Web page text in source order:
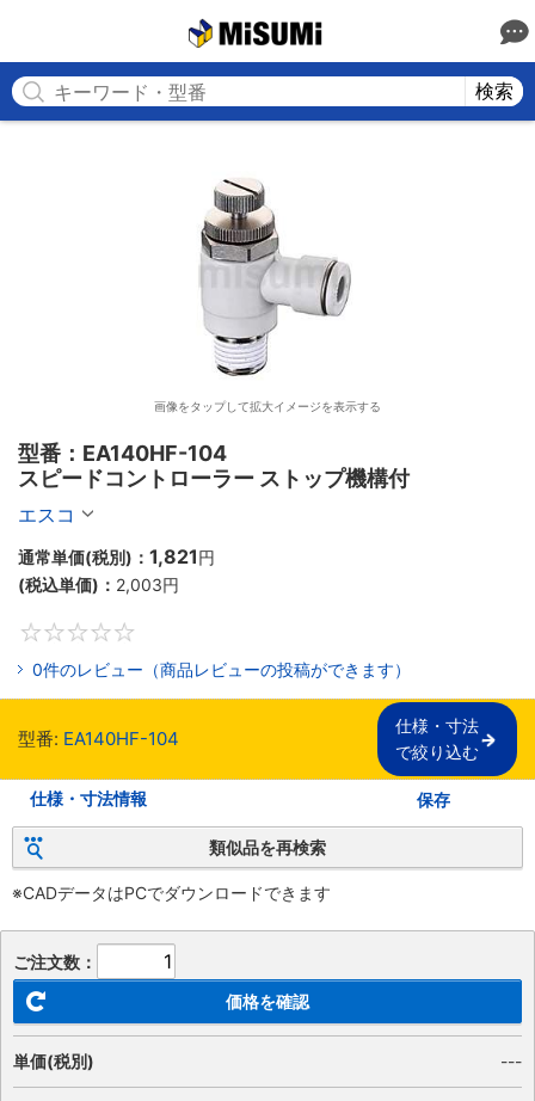
検索
画像をタップして拡大イメージを表示する
型番：EA140HF-104
スピードコントローラー ストップ機構付
エスコ
通常単価(税別)： 1,821円
(税込単価)： 2,003円
0件のレビュー（商品レビューの投稿ができます）
型番: EA140HF-104
仕様・寸法
で絞り込む
仕様・寸法情報 保存
類似品を再検索
※CADデータはPCでダウンロードできます
ご注文数：
価格を確認
単価(税別) ---